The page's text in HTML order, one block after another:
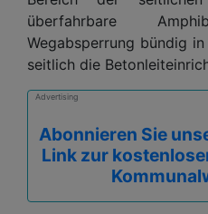
überfahrbare
Wegabsperrung bündig
seitlich die
Advertising
Abonnieren Sie
Link zur